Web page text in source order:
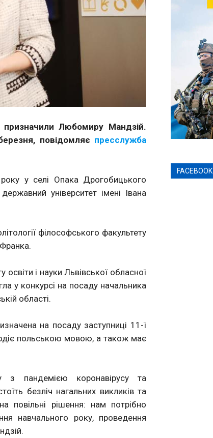
призначили Любомиру Мандзій.
повідомляє пресслужба
у селі Опака Дрогобицького
університет імені Івана
філософського факультету
Франка.
і науки Львівської обласної
у конкурсі на посаду начальника
області.
на посаду заступниці 11-ї
польською мовою, а також має
з пандемією коронавірусу та
безліч нагальних викликів та
рішення: нам потрібно
навчального року, проведення
FACEBOOK